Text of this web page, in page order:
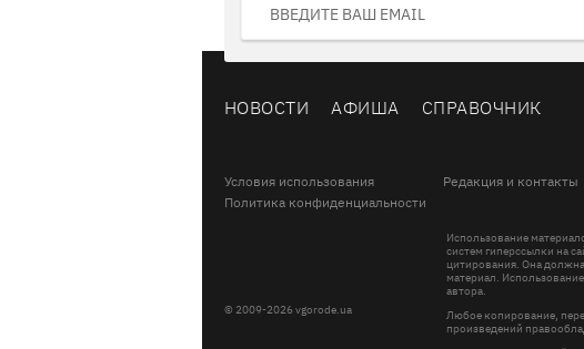
НОВОСТИ АФИША СПРАВОЧНИК
Условия использования Редакция и контакты
Политика конфиденциальности
© 2009-2026 vgorode.ua
Использование
систем гиперссылки на
цитирования. Она
материал.
автора.
Любое копирование,
произведений